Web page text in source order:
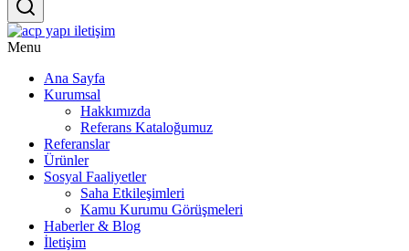
Menu
Ana Sayfa
Kurumsal
Hakkımızda
Referans Kataloğumuz
Referanslar
Ürünler
Sosyal Faaliyetler
Saha Etkileşimleri
Kamu Kurumu Görüşmeleri
Haberler & Blog
İletişim